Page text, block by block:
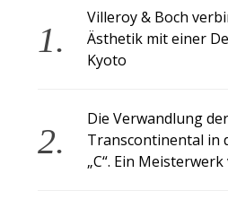
Villeroy & Boch
Ästhetik mit einer
Kyoto
Die Verwandlung
Transcontinental in
„C“. Ein